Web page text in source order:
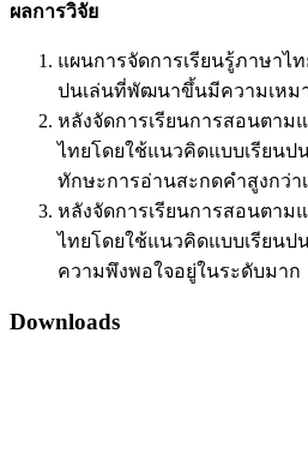
ผลการวิจัย
แผนการจัดการเรียนรู้ภาษาไ
ปนเล่นที่พัฒนาขึ้นมีความเหม
หลังจัดการเรียนการสอนตาม
ไทยโดยใช้แนวคิดแบบเรียนป
ทักษะการอ่านสะกดคำสูงกว่า
หลังจัดการเรียนการสอนตาม
ไทยโดยใช้แนวคิดแบบเรียนป
ความพึงพอใจอยู่ในระดับมาก
Downloads